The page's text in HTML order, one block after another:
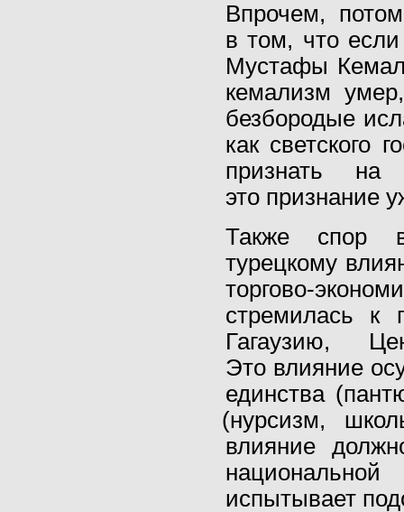
Впрочем,
в том, что если
Мустафы
кемализм
безбородые
как светского
признать на
это признание
Также спор
турецкому
торгово-
стремилась к
Гагаузию,
Это влияние
единства (
(нурсизм,
влияние
испытывает